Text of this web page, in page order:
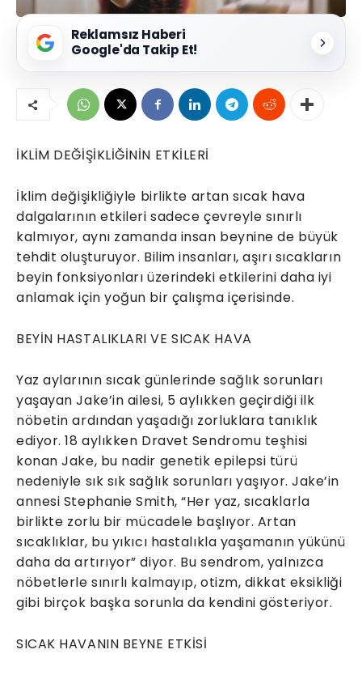
Reklamsız Haberi
Google'da Takip Et!
İKLİM DEĞİŞİKLİĞİNİN ETKİLERİ
İklim değişikliğiyle birlikte artan sıcak hava
dalgalarının etkileri sadece çevreyle sınırlı
kalmıyor, aynı zamanda insan beynine de büyük
tehdit oluşturuyor. Bilim insanları, aşırı sıcakların
beyin fonksiyonları üzerindeki etkilerini daha iyi
anlamak için yoğun bir çalışma içerisinde.
BEYİN HASTALIKLARI VE SICAK HAVA
Yaz aylarının sıcak günlerinde sağlık sorunları
yaşayan Jake’in ailesi, 5 aylıkken geçirdiği ilk
nöbetin ardından yaşadığı zorluklara tanıklık
ediyor. 18 aylıkken Dravet Sendromu teşhisi
konan Jake, bu nadir genetik epilepsi türü
nedeniyle sık sık sağlık sorunları yaşıyor. Jake’in
annesi Stephanie Smith, “Her yaz, sıcaklarla
birlikte zorlu bir mücadele başlıyor. Artan
sıcaklıklar, bu yıkıcı hastalıkla yaşamanın yükünü
daha da artırıyor” diyor. Bu sendrom, yalnızca
nöbetlerle sınırlı kalmayıp, otizm, dikkat eksikliği
gibi birçok başka sorunla da kendini gösteriyor.
SICAK HAVANIN BEYNE ETKİSİ